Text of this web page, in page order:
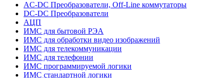
AC-DC Преобразователи, Off-Line коммутаторы
DC-DC Преобразователи
АЦП
ИМС для бытовой РЭА
ИМС для обработки видео изображений
ИМС для телекоммуникации
ИМС для телефонии
ИМС программируемой логики
ИМС стандартной логики